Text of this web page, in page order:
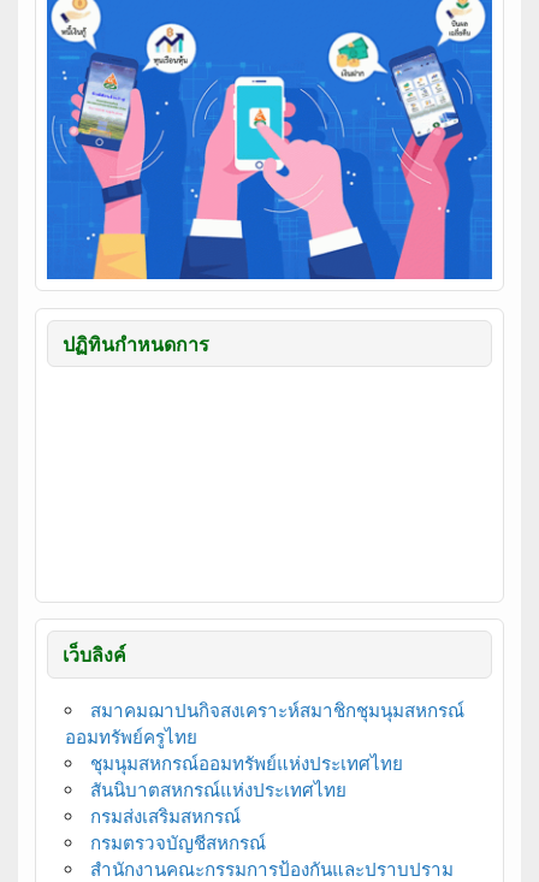
ปฏิทินกำหนดการ
เว็บลิงค์
สมาคมฌาปนกิจสงเคราะห์สมาชิกชุมนุมสหกรณ์
ออมทรัพย์ครูไทย
ชุมนุมสหกรณ์ออมทรัพย์แห่งประเทศไทย
สันนิบาตสหกรณ์แห่งประเทศไทย
กรมส่งเสริมสหกรณ์
กรมตรวจบัญชีสหกรณ์
สำนักงานคณะกรรมการป้องกันและปราบปราม